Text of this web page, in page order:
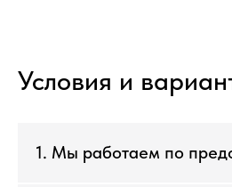
Условия и
1. Мы работаем по